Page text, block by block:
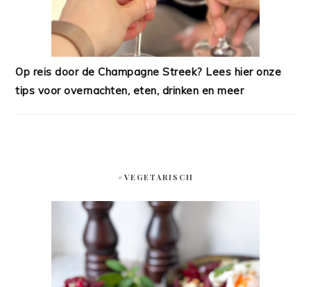
Op reis door de Champagne Streek? Lees hier onze
tips voor overnachten, eten, drinken en meer
#VEGETARISCH